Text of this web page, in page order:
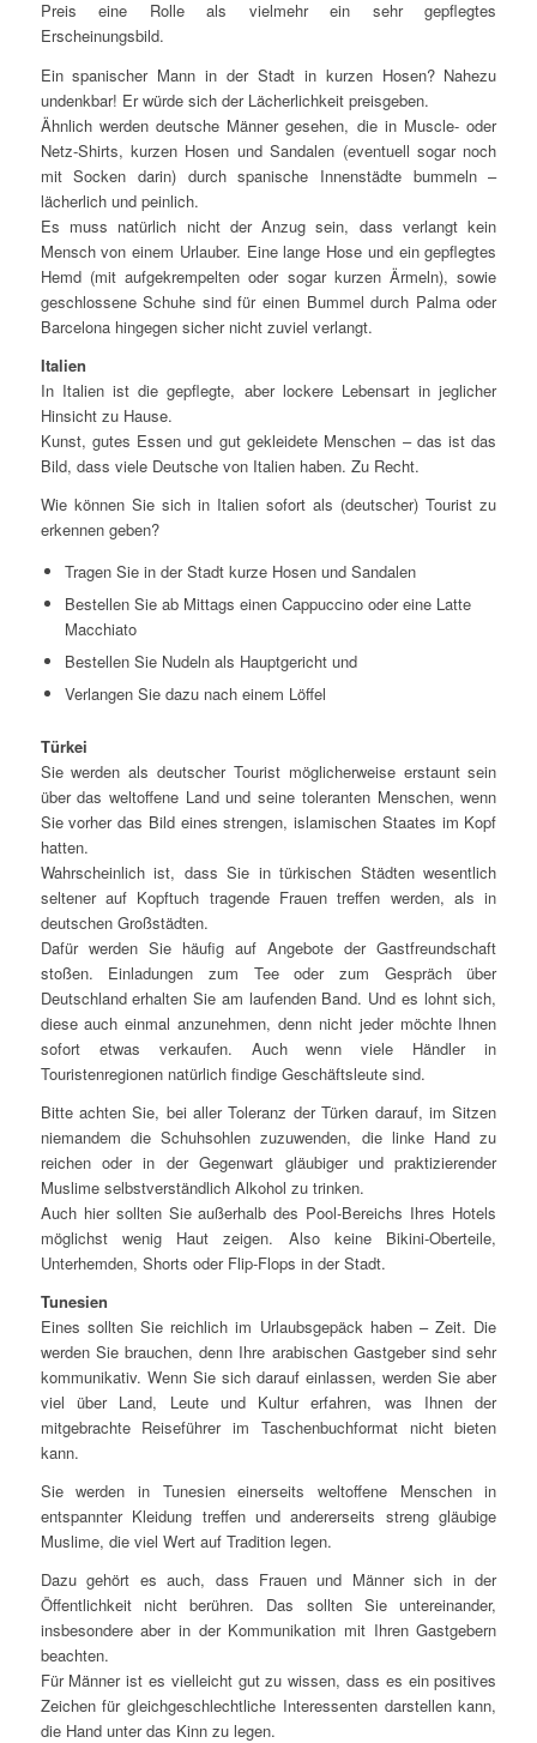
Preis eine Rolle als vielmehr ein sehr gepflegtes
Erscheinungsbild.
Ein spanischer Mann in der Stadt in kurzen Hosen? Nahezu
undenkbar! Er würde sich der Lächerlichkeit preisgeben.
Ähnlich werden deutsche Männer gesehen, die in Muscle- oder
Netz-Shirts, kurzen Hosen und Sandalen (eventuell sogar noch
mit Socken darin) durch spanische Innenstädte bummeln –
lächerlich und peinlich.
Es muss natürlich nicht der Anzug sein, dass verlangt kein
Mensch von einem Urlauber. Eine lange Hose und ein gepflegtes
Hemd (mit aufgekrempelten oder sogar kurzen Ärmeln), sowie
geschlossene Schuhe sind für einen Bummel durch Palma oder
Barcelona hingegen sicher nicht zuviel verlangt.
Italien
In Italien ist die gepflegte, aber lockere Lebensart in jeglicher
Hinsicht zu Hause.
Kunst, gutes Essen und gut gekleidete Menschen – das ist das
Bild, dass viele Deutsche von Italien haben. Zu Recht.
Wie können Sie sich in Italien sofort als (deutscher) Tourist zu
erkennen geben?
Tragen Sie in der Stadt kurze Hosen und Sandalen
Bestellen Sie ab Mittags einen Cappuccino oder eine Latte
Macchiato
Bestellen Sie Nudeln als Hauptgericht und
Verlangen Sie dazu nach einem Löffel
Türkei
Sie werden als deutscher Tourist möglicherweise erstaunt sein
über das weltoffene Land und seine toleranten Menschen, wenn
Sie vorher das Bild eines strengen, islamischen Staates im Kopf
hatten.
Wahrscheinlich ist, dass Sie in türkischen Städten wesentlich
seltener auf Kopftuch tragende Frauen treffen werden, als in
deutschen Großstädten.
Dafür werden Sie häufig auf Angebote der Gastfreundschaft
stoßen. Einladungen zum Tee oder zum Gespräch über
Deutschland erhalten Sie am laufenden Band. Und es lohnt sich,
diese auch einmal anzunehmen, denn nicht jeder möchte Ihnen
sofort etwas verkaufen. Auch wenn viele Händler in
Touristenregionen natürlich findige Geschäftsleute sind.
Bitte achten Sie, bei aller Toleranz der Türken darauf, im Sitzen
niemandem die Schuhsohlen zuzuwenden, die linke Hand zu
reichen oder in der Gegenwart gläubiger und praktizierender
Muslime selbstverständlich Alkohol zu trinken.
Auch hier sollten Sie außerhalb des Pool-Bereichs Ihres Hotels
möglichst wenig Haut zeigen. Also keine Bikini-Oberteile,
Unterhemden, Shorts oder Flip-Flops in der Stadt.
Tunesien
Eines sollten Sie reichlich im Urlaubsgepäck haben – Zeit. Die
werden Sie brauchen, denn Ihre arabischen Gastgeber sind sehr
kommunikativ. Wenn Sie sich darauf einlassen, werden Sie aber
viel über Land, Leute und Kultur erfahren, was Ihnen der
mitgebrachte Reiseführer im Taschenbuchformat nicht bieten
kann.
Sie werden in Tunesien einerseits weltoffene Menschen in
entspannter Kleidung treffen und andererseits streng gläubige
Muslime, die viel Wert auf Tradition legen.
Dazu gehört es auch, dass Frauen und Männer sich in der
Öffentlichkeit nicht berühren. Das sollten Sie untereinander,
insbesondere aber in der Kommunikation mit Ihren Gastgebern
beachten.
Für Männer ist es vielleicht gut zu wissen, dass es ein positives
Zeichen für gleichgeschlechtliche Interessenten darstellen kann,
die Hand unter das Kinn zu legen.